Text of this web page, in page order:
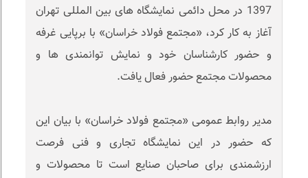
1397 در محل دائمی نمایشگاه های بین المللی تهران
آغاز به کار کرد، «مجتمع فولاد خراسان» با برپایی غرفه
و حضور کارشناسان خود و نمایش توانمندی ها و
محصولات مجتمع حضور فعال یافت.
مدیر روابط عمومی «مجتمع فولاد خراسان» با بیان این
که حضور در این نمایشگاه تجاری و فنی فرصت‌
ارزشمندی برای صاحبان صنایع است تا محصولات و